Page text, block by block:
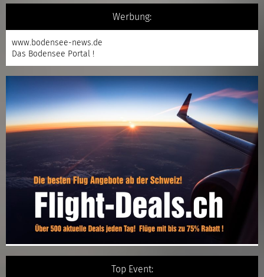
Werbung:
www.bodensee-news.de
Das Bodensee Portal !
Top Event: